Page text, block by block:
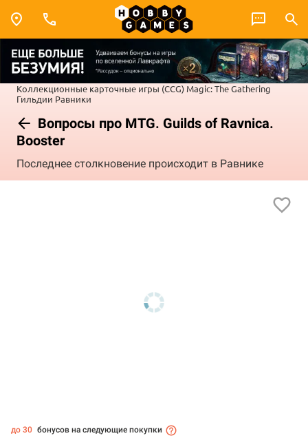
Коллекционные карточные игры (CCG) Magic: The Gathering
Гильдии Равники
Вопросы про MTG. Guilds of Ravnica.
Booster
Последнее столкновение происходит в Равнике
до 30 бонусов на следующие покупки